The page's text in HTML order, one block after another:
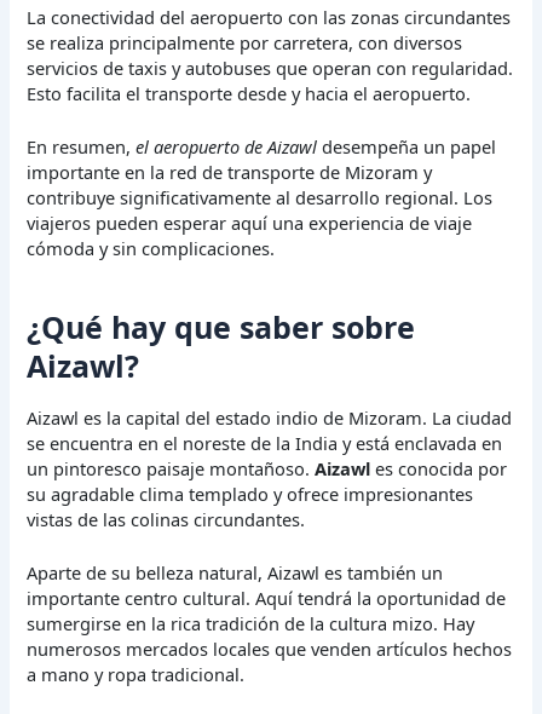
La conectividad del aeropuerto con las zonas circundantes
se realiza principalmente por carretera, con diversos
servicios de taxis y autobuses que operan con regularidad.
Esto facilita el transporte desde y hacia el aeropuerto.
En resumen,el aeropuerto de Aizawl desempeña un papel
importante en la red de transporte de Mizoram y
contribuye significativamente al desarrollo regional. Los
viajeros pueden esperar aquí una experiencia de viaje
cómoda y sin complicaciones.
¿Qué hay que saber sobre
Aizawl?
Aizawl es la capital del estado indio de Mizoram. La ciudad
se encuentra en el noreste de la India y está enclavada en
un pintoresco paisaje montañoso.Aizawl es conocida por
su agradable clima templado y ofrece impresionantes
vistas de las colinas circundantes.
Aparte de su belleza natural, Aizawl es también un
importante centro cultural. Aquí tendrá la oportunidad de
sumergirse en la rica tradición de la cultura mizo. Hay
numerosos mercados locales que venden artículos hechos
a mano y ropa tradicional.